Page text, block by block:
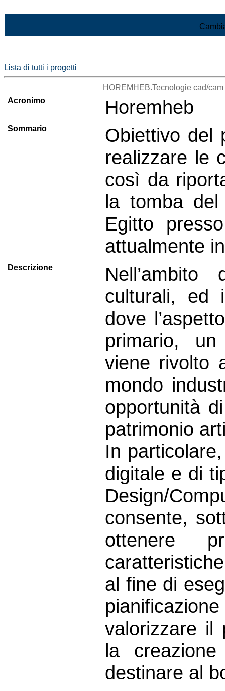
Lista di tutti i progetti
HOREMHEB.Tecnologie cad/
Acronimo
Horemheb
Sommario
Obiettivo del
realizzare le
così da
la tomba
Egitto
attualmente
Descrizione
culturali, ed
dove
primario,
viene rivolto
mondo
opportunità
patrimonio
In
digitale e di
Design/
consente,
ottenere
al fine di
valorizzare il
la
destinare al